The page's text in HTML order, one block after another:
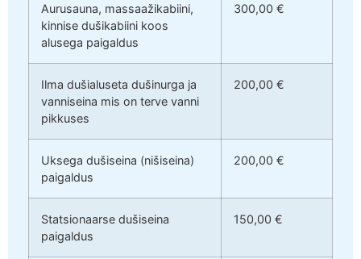
Aurusauna, massaažikabiini,
kinnise dušikabiini koos
alusega paigaldus
300,00 €
Ilma dušialuseta dušinurga ja
vanniseina mis on terve vanni
pikkuses
200,00 €
Uksega dušiseina (nišiseina)
paigaldus
200,00 €
Statsionaarse dušiseina
paigaldus
150,00 €